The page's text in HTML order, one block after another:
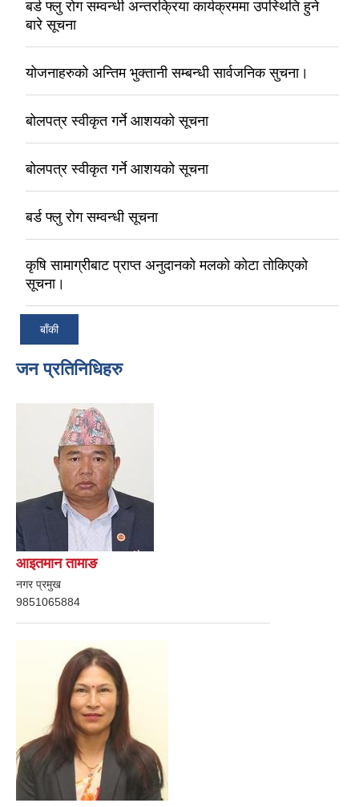
बर्ड फ्लु रोग सम्वन्धी अन्तरक्रिया कार्यक्रममा उपस्थिति हुने
बारे सूचना
योजनाहरुको अन्तिम भुक्तानी सम्बन्धी सार्वजनिक सुचना।
बोलपत्र स्वीकृत गर्ने आशयको सूचना
बोलपत्र स्वीकृत गर्ने आशयको सूचना
बर्ड फ्लु रोग सम्वन्धी सूचना
कृषि सामाग्रीबाट प्राप्त अनुदानको मलको कोटा तोकिएको
सूचना।
बाँकी
जन प्रतिनिधिहरु
आइतमान तामाङ
नगर प्रमुख
9851065884